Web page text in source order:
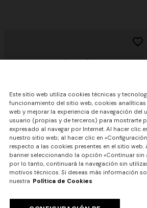
Este sitio web utiliza cookies técnicas y
funcionamiento del sitio web, cookies
web y mejorar la experiencia de navegación
usuario (propias y de terceros) para mostrarte
expresado al navegar por Internet. Al hacer clic
nuestro sitio web; al hacer clic en
respecto a las cookies presentes en el sitio
banner seleccionando la opción «Continuar sin
por lo tanto, continuará la navegación sin
motivos técnicos. Si deseas más información
nuestra Política de Cookies